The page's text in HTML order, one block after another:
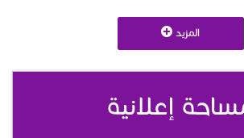
المزيد
إعلانية